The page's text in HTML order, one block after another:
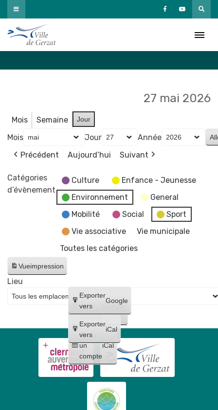
Passer
au
contenu
27 mai 2026
Mois Semaine Jour
Mois Jour
Année
Précédent
Aujourd’hui Suivant
Catégories
d’évènement
Culture
Enfance - Jeunesse
Environnement
General
Mobilité
Social
Sport
Vie associative
Vie municipale
Toutes les catégories
Vueimpression
Créer
un
compte
Google
Créer
un
compte
iCal
Exporter
vers
Google
Exporter
vers
iCal
Lieu